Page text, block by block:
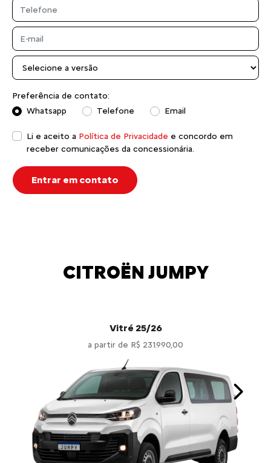
Preferência de contato:
Whatsapp
Telefone Email
Li e aceito a Política de Privacidade e concordo em
receber comunicações da concessionária.
Entrar em contato
CITROËN JUMPY
Vitré 25/26
a partir de R$ 231.990,00
Next